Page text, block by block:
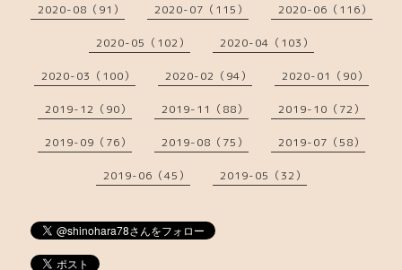
2020-08（91） 2020-07（115） 2020-06（116）
2020-05（102） 2020-04（103）
2020-03（100） 2020-02（94） 2020-01（90）
2019-12（90） 2019-11（88） 2019-10（72）
2019-09（76） 2019-08（75） 2019-07（58）
2019-06（45） 2019-05（32）